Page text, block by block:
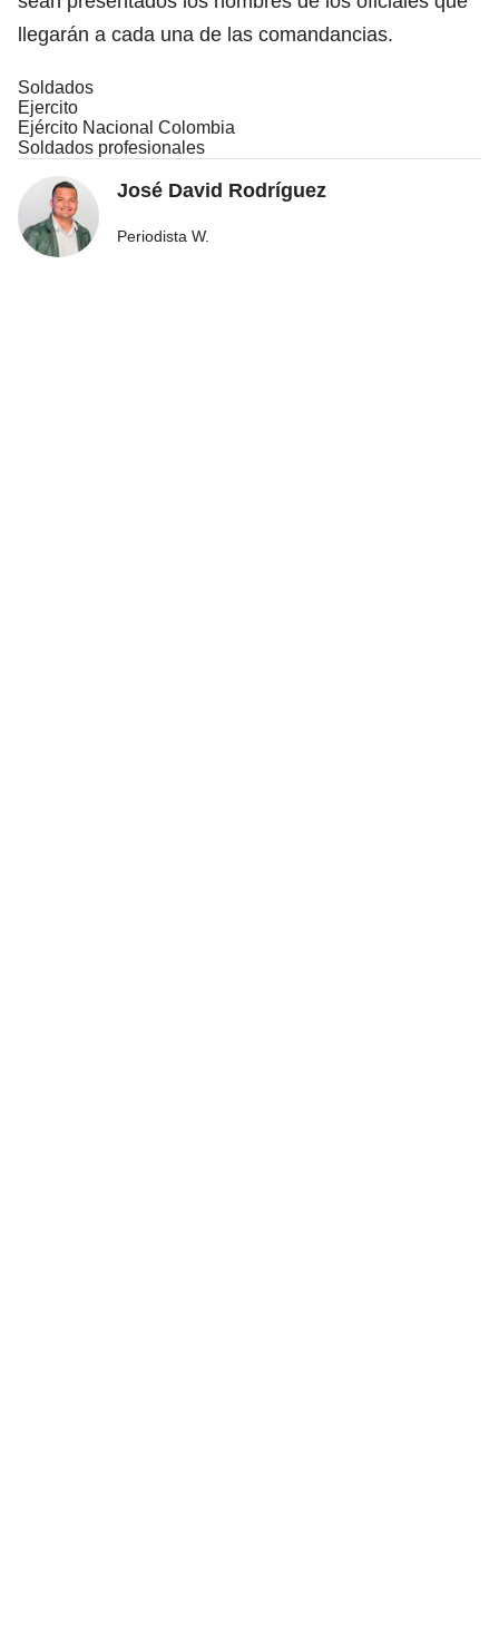
llegarán a cada una de las comandancias.
Soldados
Ejercito
Ejército Nacional Colombia
Soldados profesionales
José David Rodríguez
Periodista W.